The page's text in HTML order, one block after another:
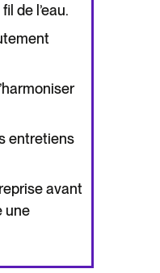
de l’eau.
entretiens
avant
une